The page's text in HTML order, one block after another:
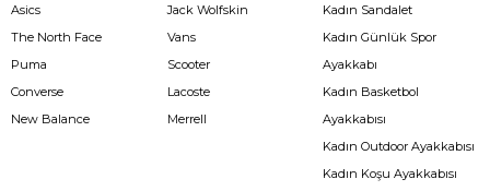
Asics
The North Face
Puma
Converse
New Balance
Jack Wolfskin
Vans
Scooter
Lacoste
Merrell
Kadın Sandalet
Kadın Günlük Spor
Ayakkabı
Kadın Basketbol
Ayakkabısı
Kadın Outdoor Ayakkabısı
Kadın Koşu Ayakkabısı